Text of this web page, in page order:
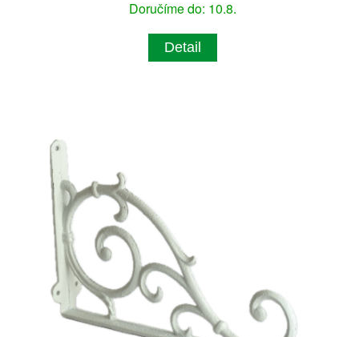
Doručíme do: 10.8.
Detail